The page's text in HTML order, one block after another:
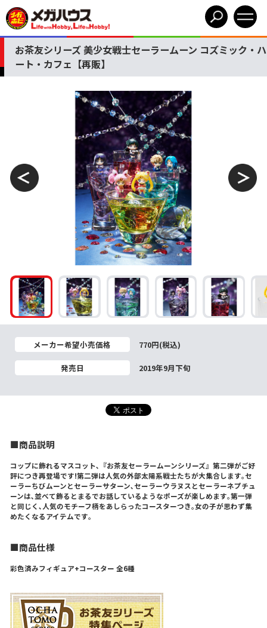
お茶友シリーズ 美少女戦士セーラームーン コズミック・ハ
ート・カフェ【再販】
メーカー希望小売価格 770円(税込)
発売日 2019年9月下旬
■商品説明
コップに飾れるマスコット､『お茶友セーラームーンシリーズ』第二弾がご好
評につき再登場です!第二弾は人気の外部太陽系戦士たちが大集合します｡セ
ーラーちびムーンとセーラーサターン､セーラーウラヌスとセーラーネプチュ
ーンは､並べて飾るとまるでお話しているようなポーズが楽しめます｡第一弾
と同じく､人気のモチーフ柄をあしらったコースターつき｡女の子が思わず集
めたくなるアイテムです｡
■商品仕様
彩色済みフィギュア+コースター 全6種